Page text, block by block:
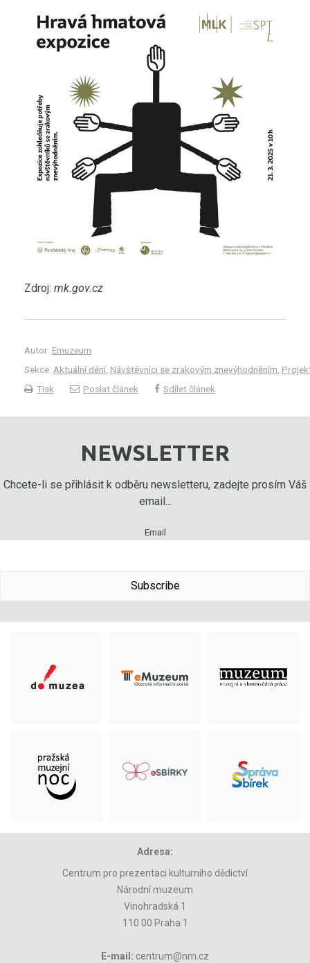
Zdroj: mk.gov.cz
Autor: Emuzeum
Sekce: Aktuální dění Návštěvníci se zrakovým znevýhodněním
Tisk
Poslat článek Sdílet článek
NEWSLETTER
Chcete-li se přihlásit k odběru newsletteru, zadejte prosím Váš
email...
Email
Subscribe
Adresa:
Centrum pro prezentaci kulturního dědictví
Národní muzeum
Vinohradská 1
110 00 Praha 1
E-mail: centrum@nm.cz